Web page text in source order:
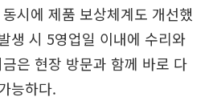
시에 제품 보상체계도 개선했
생 시 5영업일 이내에 수리와
은 현장 방문과 함께 바로 다
능하다.